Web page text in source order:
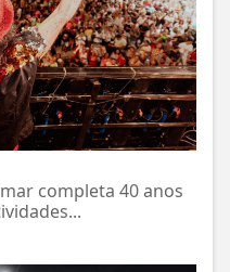
completa 40 anos